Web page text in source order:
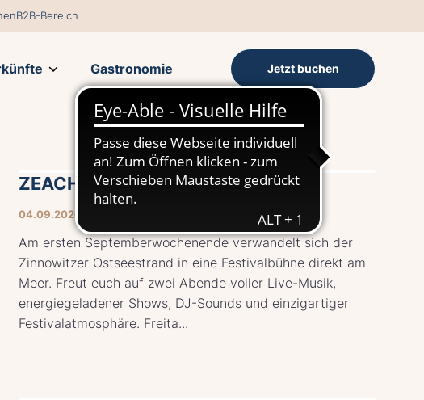
B2B-Bereich
Gastronomie Jetzt buchen
04.09.2026 18:00–22:00 UHR
ZEACH-Festival
Am ersten Septemberwochenende verwandelt sich der
Zinnowitzer Ostseestrand in eine Festivalbühne direkt am
Meer. Freut euch auf zwei Abende voller Live-Musik,
energiegeladener Shows, DJ-Sounds und einzigartiger
Festivalatmosphäre. Freita...